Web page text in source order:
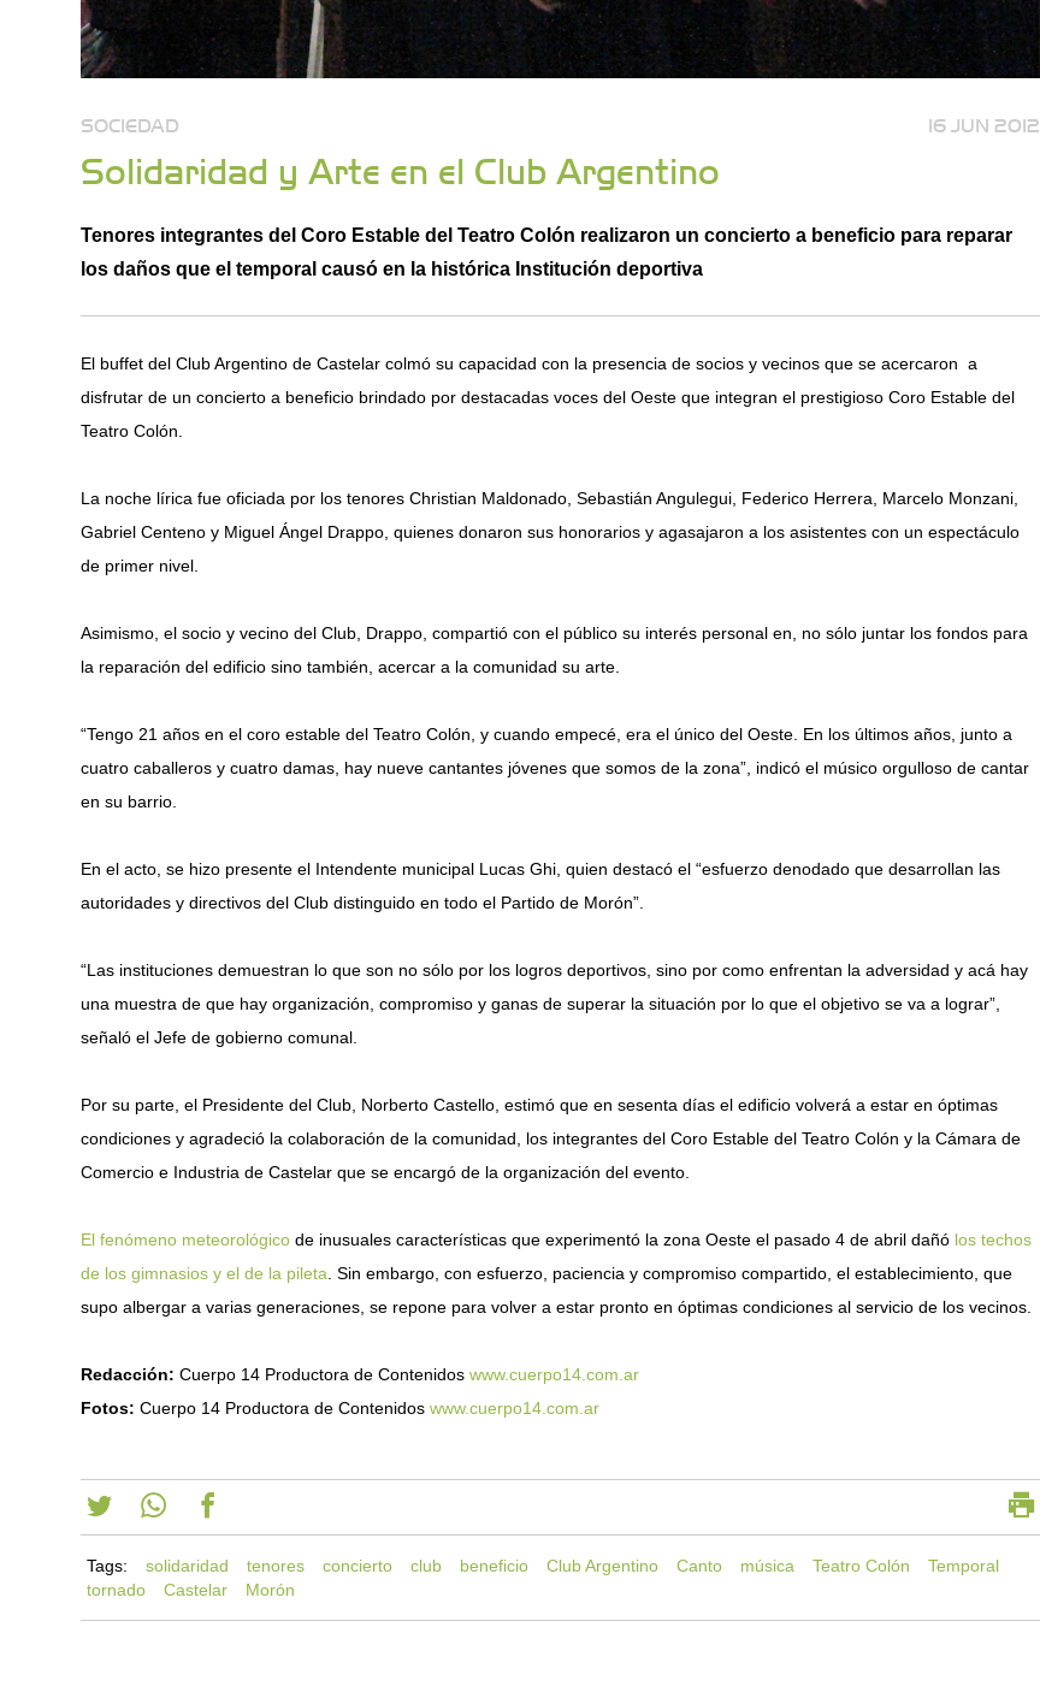
SOCIEDAD 16 JUN 2012
Solidaridad y Arte en el Club Argentino
Tenores integrantes del Coro Estable del Teatro Colón realizaron un concierto a beneficio para reparar
los daños que el temporal causó en la histórica Institución deportiva
El buffet del Club Argentino de Castelar colmó su capacidad con la presencia de socios y vecinos que se acercaron a
disfrutar de un concierto a beneficio brindado por destacadas voces del Oeste que integran el prestigioso Coro Estable del
Teatro Colón.
La noche lírica fue oficiada por los tenores Christian Maldonado, Sebastián Angulegui, Federico Herrera, Marcelo Monzani,
Gabriel Centeno y Miguel Ángel Drappo, quienes donaron sus honorarios y agasajaron a los asistentes con un espectáculo
de primer nivel.
Asimismo, el socio y vecino del Club, Drappo, compartió con el público su interés personal en, no sólo juntar los fondos para
la reparación del edificio sino también, acercar a la comunidad su arte.
“Tengo 21 años en el coro estable del Teatro Colón, y cuando empecé, era el único del Oeste. En los últimos años, junto a
cuatro caballeros y cuatro damas, hay nueve cantantes jóvenes que somos de la zona”, indicó el músico orgulloso de cantar
en su barrio.
En el acto, se hizo presente el Intendente municipal Lucas Ghi, quien destacó el “esfuerzo denodado que desarrollan las
autoridades y directivos del Club distinguido en todo el Partido de Morón”.
“Las instituciones demuestran lo que son no sólo por los logros deportivos, sino por como enfrentan la adversidad y acá hay
una muestra de que hay organización, compromiso y ganas de superar la situación por lo que el objetivo se va a lograr”,
señaló el Jefe de gobierno comunal.
Por su parte, el Presidente del Club, Norberto Castello, estimó que en sesenta días el edificio volverá a estar en óptimas
condiciones y agradeció la colaboración de la comunidad, los integrantes del Coro Estable del Teatro Colón y la Cámara de
Comercio e Industria de Castelar que se encargó de la organización del evento.
El fenómeno meteorológico de inusuales características que experimentó la zona Oeste el pasado 4 de abril dañó los techos
de los gimnasios y el de la pileta . Sin embargo, con esfuerzo, paciencia y compromiso compartido, el establecimiento, que
supo albergar a varias generaciones, se repone para volver a estar pronto en óptimas condiciones al servicio de los vecinos.
Redacción: Cuerpo 14 Productora de Contenidoswww.cuerpo14.com.ar
Fotos: Cuerpo 14 Productora de Contenidoswww.cuerpo14.com.ar
Tags: solidaridad tenores concierto club beneficio Club Argentino Canto música Teatro Colón
Temporal
tornado
Castelar Morón